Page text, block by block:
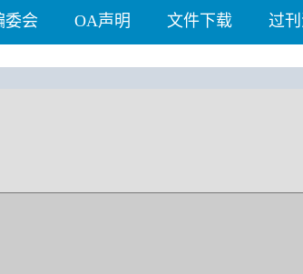
委会 OA声明 文件下载 过